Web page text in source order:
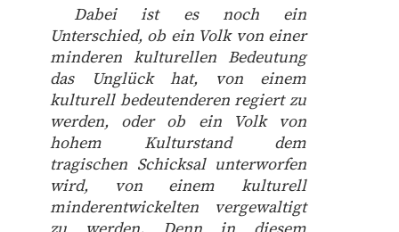
Dabei ist es noch ein
Unterschied, ob ein Volk von einer
minderen kulturellen Bedeutung
das Unglück hat, von einem
kulturell bedeutenderen regiert zu
werden, oder ob ein Volk von
hohem Kulturstand dem
tragischen Schicksal unterworfen
wird, von einem kulturell
minderentwickelten vergewaltigt
zu werden. Denn in diesem